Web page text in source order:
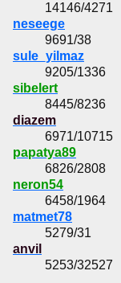
14146/4271
neseege
9691/38
sule_yilmaz
9205/1336
sibelert
8445/8236
diazem
6971/10715
papatya89
6826/2808
neron54
6458/1964
matmet78
5279/31
anvil
5253/32527